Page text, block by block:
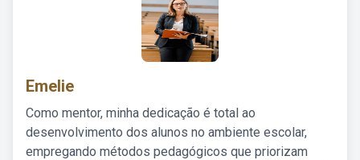
Emelie
Como mentor, minha dedicação é total ao
desenvolvimento dos alunos no ambiente escolar,
empregando métodos pedagógicos que priorizam